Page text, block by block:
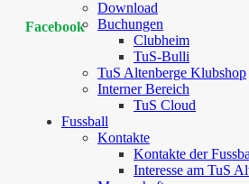
Download
Buchungen
Clubheim
TuS-Bulli
TuS Altenberge Klubshop
Interner Bereich
TuS Cloud
Fussball
Kontakte
Kontakte der
Interesse am TuS
Facebook